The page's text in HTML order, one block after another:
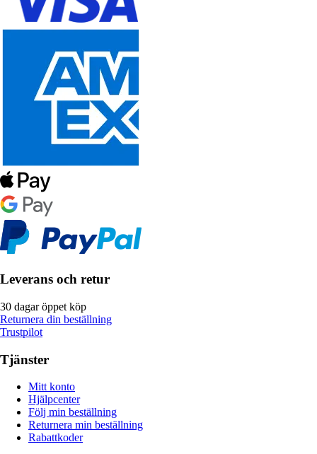
Leverans och retur
30 dagar öppet köp
Returnera din beställning
Trustpilot
Tjänster
Mitt konto
Hjälpcenter
Följ min beställning
Returnera min beställning
Rabattkoder